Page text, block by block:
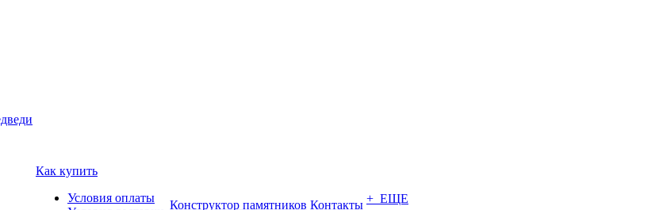
Как купить
Условия оплаты
Конструктор памятников Контакты + ЕЩЕ